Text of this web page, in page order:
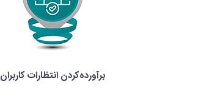
برآورده‌کردن انتظارات کاربران